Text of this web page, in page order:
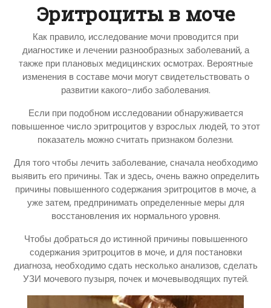
Эритроциты в моче
Как правило, исследование мочи проводится при
диагностике и лечении разнообразных заболеваний, а
также при плановых медицинских осмотрах. Вероятные
изменения в составе мочи могут свидетельствовать о
развитии какого-либо заболевания.
Если при подобном исследовании обнаруживается
повышенное число эритроцитов у взрослых людей, то этот
показатель можно считать признаком болезни.
Для того чтобы лечить заболевание, сначала необходимо
выявить его причины. Так и здесь, очень важно определить
причины повышенного содержания эритроцитов в моче, а
уже затем, предпринимать определенные меры для
восстановления их нормального уровня.
Чтобы добраться до истинной причины повышенного
содержания эритроцитов в моче, и для постановки
диагноза, необходимо сдать несколько анализов, сделать
УЗИ мочевого пузыря, почек и мочевыводящих путей.